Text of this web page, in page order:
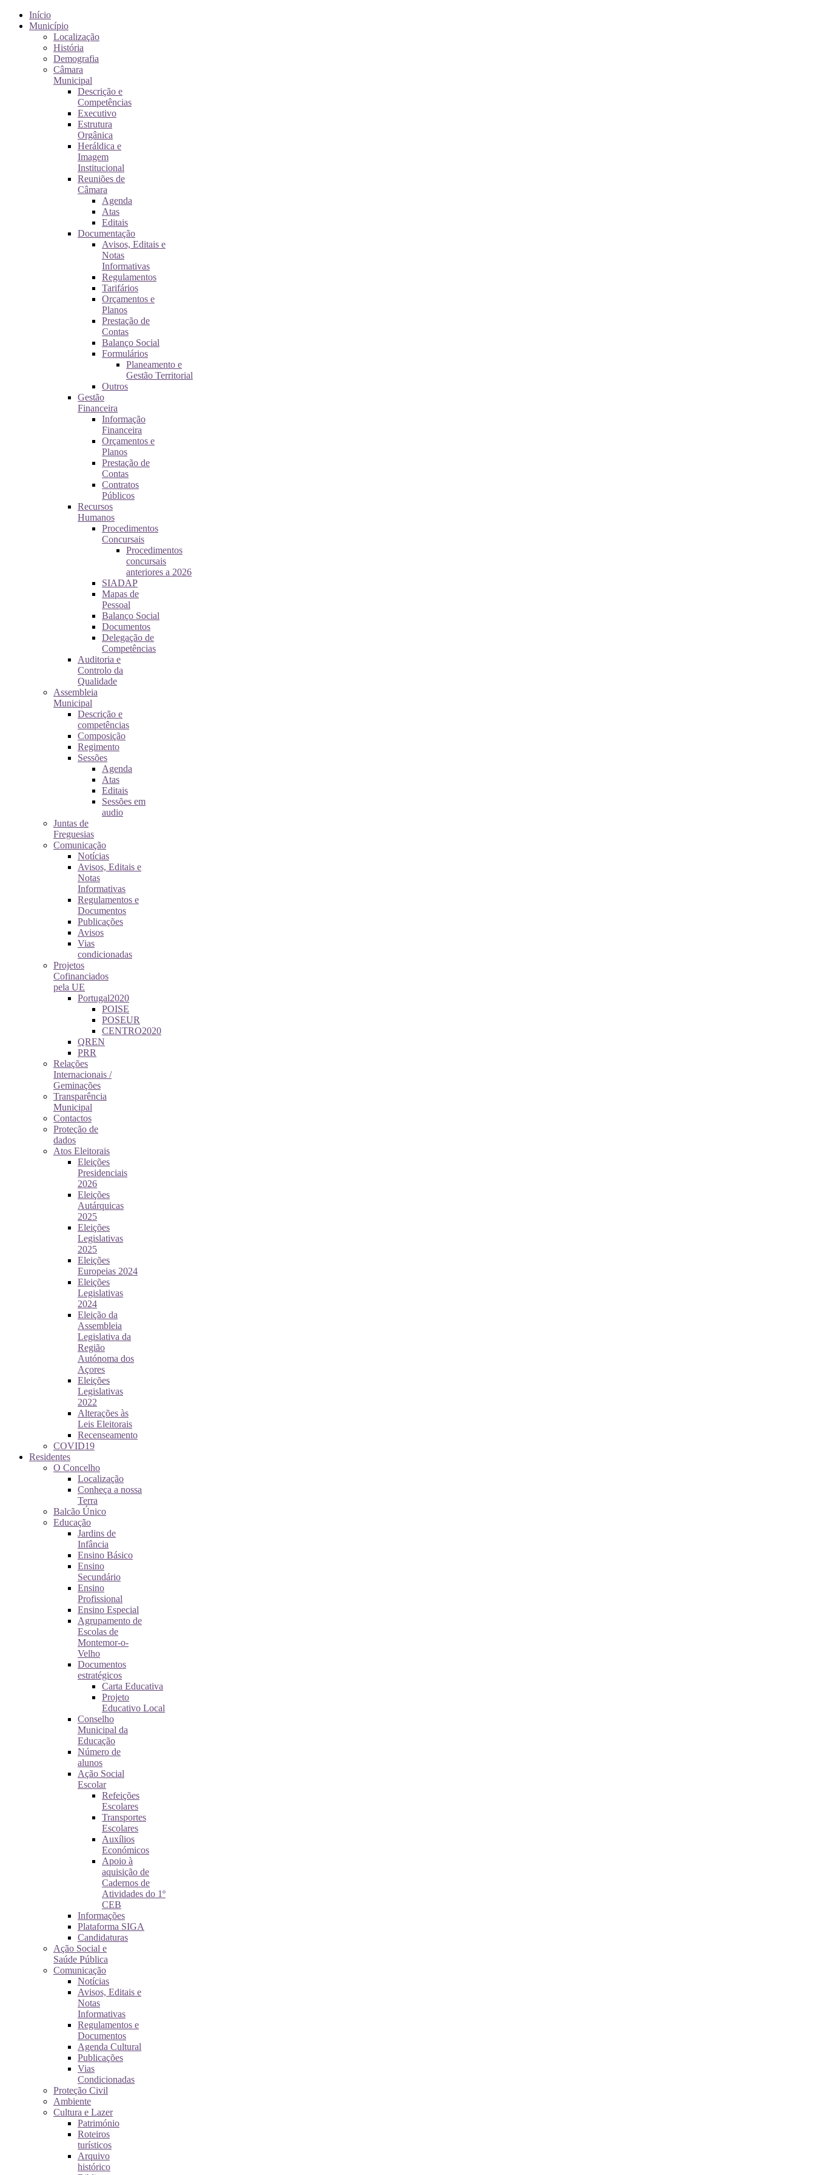
Início
Município
Localização
História
Demografia
Câmara
Municipal
Descrição e
Competências
Executivo
Estrutura
Orgânica
Heráldica e
Imagem
Institucional
Reuniões de
Câmara
Agenda
Atas
Editais
Documentação
Avisos, Editais e
Notas
Informativas
Regulamentos
Tarifários
Orçamentos e
Planos
Prestação de
Contas
Balanço Social
Formulários
Planeamento e
Gestão Territorial
Outros
Gestão
Financeira
Informação
Financeira
Orçamentos e
Planos
Prestação de
Contas
Contratos
Públicos
Recursos
Humanos
Procedimentos
Concursais
Procedimentos
concursais
anteriores a 2026
SIADAP
Mapas de
Pessoal
Balanço Social
Documentos
Delegação de
Competências
Auditoria e
Controlo da
Qualidade
Assembleia
Municipal
Descrição e
competências
Composição
Regimento
Sessões
Agenda
Atas
Editais
Sessões em
audio
Juntas de
Freguesias
Comunicação
Notícias
Avisos, Editais e
Notas
Informativas
Regulamentos e
Documentos
Publicações
Avisos
Vias
condicionadas
Projetos
Cofinanciados
pela UE
Portugal2020
POISE
POSEUR
CENTRO2020
QREN
PRR
Relações
Internacionais /
Geminações
Transparência
Municipal
Contactos
Proteção de
dados
Atos Eleitorais
Eleições
Presidenciais
2026
Eleições
Autárquicas
2025
Eleições
Legislativas
2025
Eleições
Europeias 2024
Eleições
Legislativas
2024
Eleição da
Assembleia
Legislativa da
Região
Autónoma dos
Açores
Eleições
Legislativas
2022
Alterações às
Leis Eleitorais
Recenseamento
COVID19
Residentes
O Concelho
Localização
Conheça a nossa
Terra
Balcão Único
Educação
Jardins de
Infância
Ensino Básico
Ensino
Secundário
Ensino
Profissional
Ensino Especial
Agrupamento de
Escolas de
Montemor-o-
Velho
Documentos
estratégicos
Carta Educativa
Projeto
Educativo Local
Conselho
Municipal da
Educação
Número de
alunos
Ação Social
Escolar
Refeições
Escolares
Transportes
Escolares
Auxílios
Económicos
Apoio à
aquisição de
Cadernos de
Atividades do 1º
CEB
Informações
Plataforma SIGA
Candidaturas
Ação Social e
Saúde Pública
Comunicação
Notícias
Avisos, Editais e
Notas
Informativas
Regulamentos e
Documentos
Agenda Cultural
Publicações
Vias
Condicionadas
Proteção Civil
Ambiente
Cultura e Lazer
Património
Roteiros
turísticos
Arquivo
histórico